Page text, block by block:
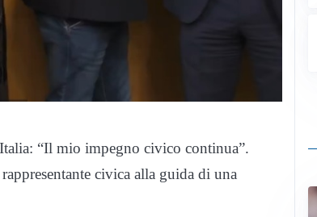
“Il mio impegno civico continua”.
civica alla guida di una